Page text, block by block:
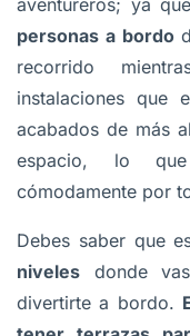
aventureros; ya
personas a bordo
recorrido
instalaciones que
acabados de más
espacio, lo
cómodamente por
Debes saber que
niveles donde
divertirte a bordo.